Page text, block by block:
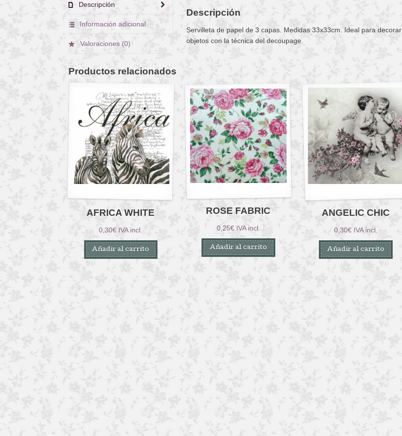
Descripción
Información adicional
Valoraciones (0)
Descripción
Servilleta de papel de 3 capas. Medidas 33x33cm. Ideal para decorar
objetos con la técnica del decoupage.
Productos relacionados
AFRICA WHITE
0,30€ IVA incl.
Añadir al carrito
ROSE FABRIC
0,25€ IVA incl.
Añadir al carrito
ANGELIC CHIC
0,30€ IVA incl.
Añadir al carrito